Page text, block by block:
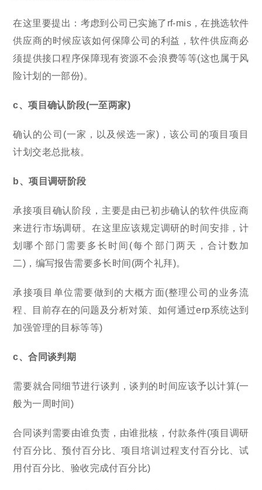
在这里要提出：考虑到公司已实施了rf-mis，在挑选软件
供应商的时候应该如何保障公司的利益，软件供应商必
须提供接口程序保障现有资源不会浪费等等(这也属于风
险计划的一部份)。
c、项目确认阶段(一至两家)
确认的公司(一家，以及候选一家)，该公司的项目项目
计划交老总批核。
b、项目调研阶段
承接项目确认阶段，主要是由已初步确认的软件供应商
来进行市场调研。在这里应该规定调研的时间安排，计
划哪个部门需要多长时间(每个部门两天，合计数加
二)，编写报告需要多长时间(两个礼拜)。
承接项目单位需要做到的大概方面(整理公司的业务流
程、目前存在的问题及分析对策、如何通过erp系统达到
加强管理的目标等等)
c、合同谈判期
需要就合同细节进行谈判，谈判的时间应该予以计算(一
般为一周时间)
合同谈判需要由谁负责，由谁批核，付款条件(项目调研
付百分比、预付百分比、项目培训过程支付百分比、试
用付百分比、验收完成付百分比)